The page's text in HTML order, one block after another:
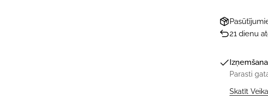
21 dienu
Parasti
Skatīt